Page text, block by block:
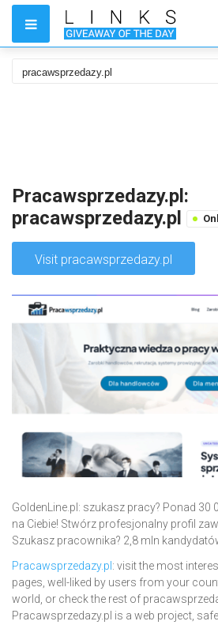
Pracawsprzedazy.pl:
pracawsprzedazy.pl
Visit pracawsprzedazy.pl
GoldenLine.pl: szukasz pracy? Ponad
na Ciebie! Stwórz profesjonalny profil
Szukasz pracownika? 2,8 mln
Pracawsprzedazy.pl : visit the most
pages, well-liked by users from your
world, or check the rest of
Pracawsprzedazy.pl is a web project,